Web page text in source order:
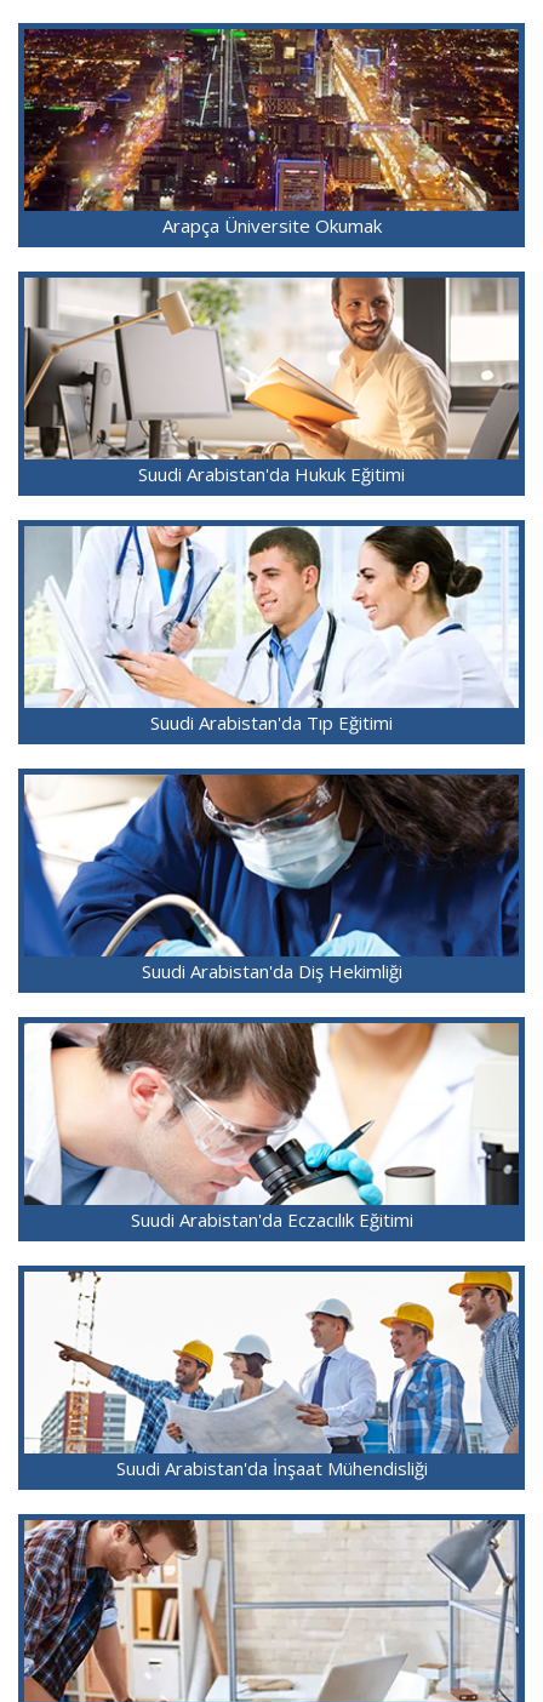
Arapça Üniversite Okumak
Suudi Arabistan'da Hukuk Eğitimi
Suudi Arabistan'da Tıp Eğitimi
Suudi Arabistan'da Diş Hekimliği
Suudi Arabistan'da Eczacılık Eğitimi
Suudi Arabistan'da İnşaat Mühendisliği